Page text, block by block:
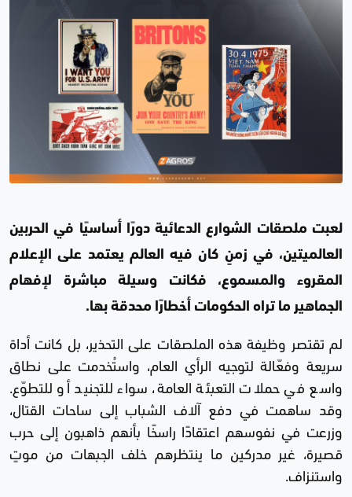
لعبت ملصقات الشوارع الدعائية دورًا أساسيًا في الحربين
العالميتين، في زمنٍ كان فيه العالم يعتمد على الإعلام
المقروء والمسموع، فكانت وسيلة مباشرة لإفهام
الجماهير ما تراه الحكومات أخطارًا محدقة بها.
لم تقتصر وظيفة هذه الملصقات على التحذير، بل كانت أداة
سريعة وفعّالة لتوجيه الرأي العام، واستُخدمت على نطاق
واسع في حملات التعبئة العامة، سواء للتجنيد أو للتطوّع.
وقد ساهمت في دفع آلاف الشباب إلى ساحات القتال،
وزرعت في نفوسهم اعتقادًا راسخًا بأنهم ذاهبون إلى حرب
قصيرة، غير مدركين ما ينتظرهم خلف الجبهات من موتٍ
واستنزاف.